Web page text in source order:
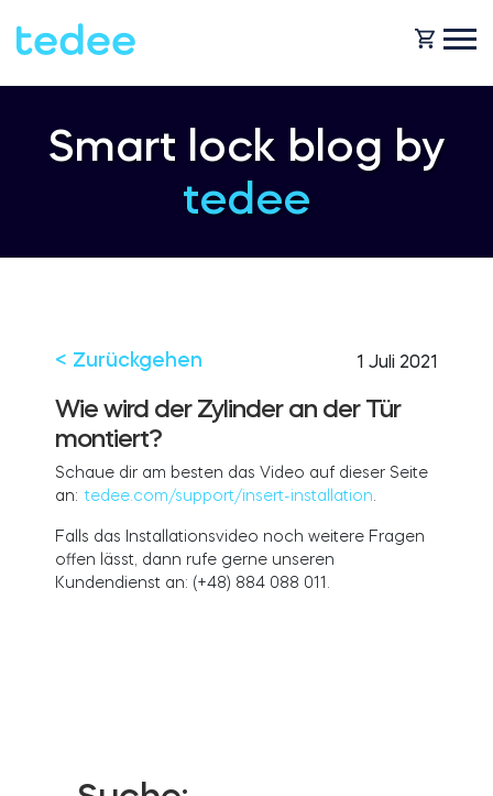
WIE FUNKTIONIERT ES?
Integrationen
Tedee GO
Tedee GO2
Tedee PRO
Tedee Bridge
BLOG
FILIALSUCHER
Smart lock blog by
tedee
< Zurückgehen 1 Juli 2021
Wie wird der Zylinder an der Tür
montiert?
Schaue dir am besten das Video auf dieser Seite
an:tedee.com/support/insert-installation
Falls das Installationsvideo noch weitere Fragen
offen lässt, dann rufe gerne unseren
Kundendienst an: (+48) 884 088 011.